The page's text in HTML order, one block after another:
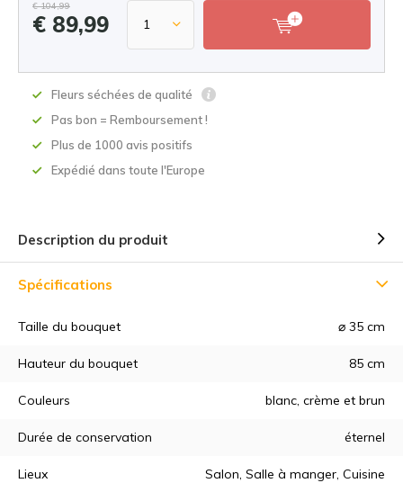
€ 104,99
€ 89,99
Fleurs séchées de qualité
Pas bon = Remboursement !
Plus de 1000 avis positifs
Expédié dans toute l'Europe
Description du produit
Spécifications
Taille du bouquet ⌀ 35 cm
Hauteur du bouquet 85 cm
Couleurs blanc, crème et brun
Durée de conservation éternel
Lieux Salon, Salle à manger, Cuisine
5% de réduction
nos derniers produits, et recevez
sur votre